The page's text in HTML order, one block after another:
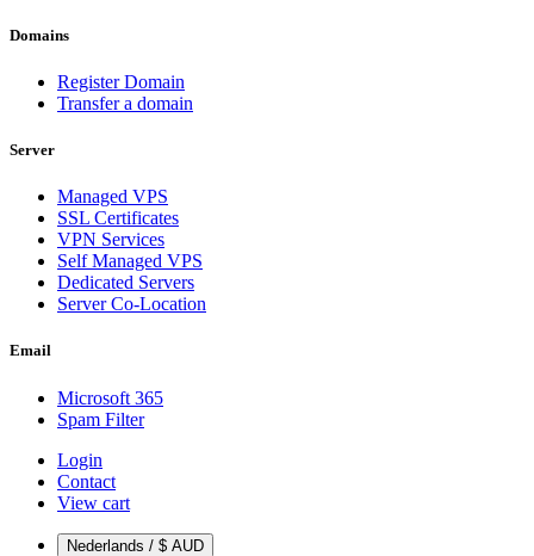
Domains
Register Domain
Transfer a domain
Server
Managed VPS
SSL Certificates
VPN Services
Self Managed VPS
Dedicated Servers
Server Co-Location
Email
Microsoft 365
Spam Filter
Login
Contact
View cart
Nederlands / $ AUD